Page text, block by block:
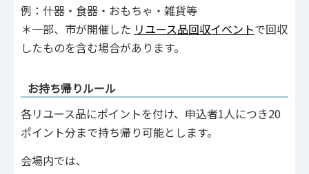
例：什器・食器・おもちゃ・雑貨等
＊一部、市が開催した リユース品回収イベントで回収
したものを含む場合があります。
お持ち帰りルール
各リユース品にポイントを付け、申込者1人につき20
ポイント分まで持ち帰り可能とします。
会場内では、